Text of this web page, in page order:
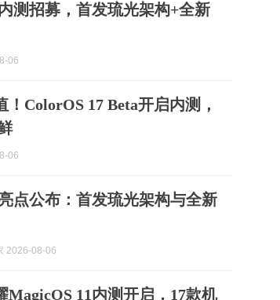
测招募，首发琉光架构+全新
06
ColorOS 17 Beta开启内测，
06
点公布：首发琉光架构与全新
2026-08-06
MagicOS 11内测开启，17款机